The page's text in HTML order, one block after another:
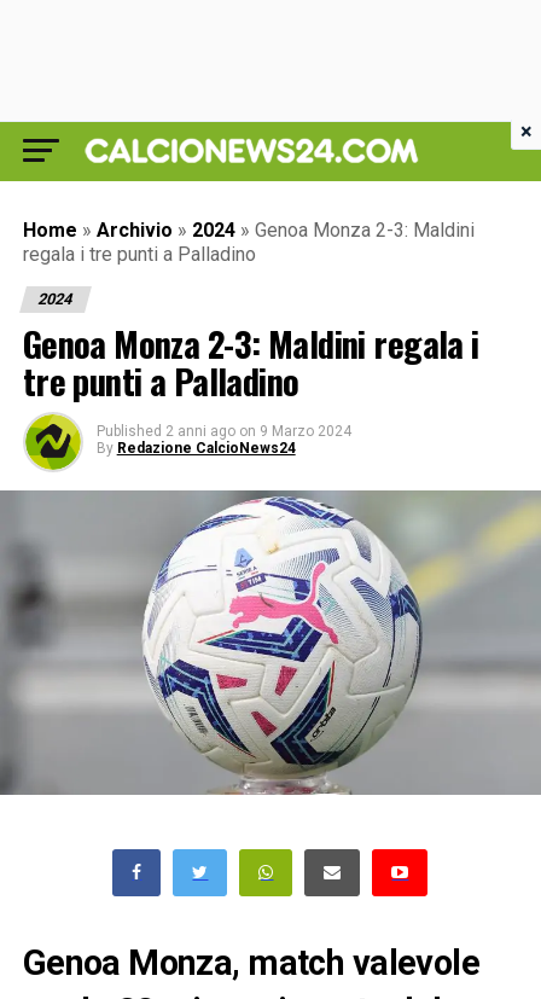
Home » Archivio » 2024 » Genoa Monza 2-3: Maldini
regala i tre punti a Palladino
2024
Genoa Monza 2-3: Maldini regala i
tre punti a Palladino
Published 2 anni ago on 9 Marzo 2024
By Redazione CalcioNews24
Genoa Monza, match valevole
×